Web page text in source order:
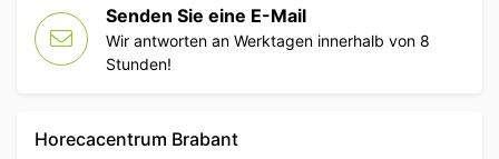
Senden Sie eine E-Mail
Wir antworten an Werktagen innerhalb von 8
Stunden!
Horecacentrum Brabant